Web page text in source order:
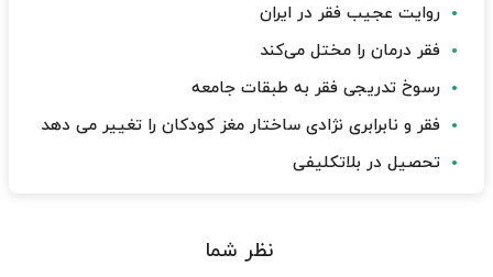
روایت عجیب فقر در ایران
فقر درمان را مختل می‌کند
رسوخ تدریجی فقر به طبقات جامعه
فقر و نابرابری نژادی ساختار مغز کودکان را تغییر می دهد
تحصیل در بلاتکلیفی
نظر شما